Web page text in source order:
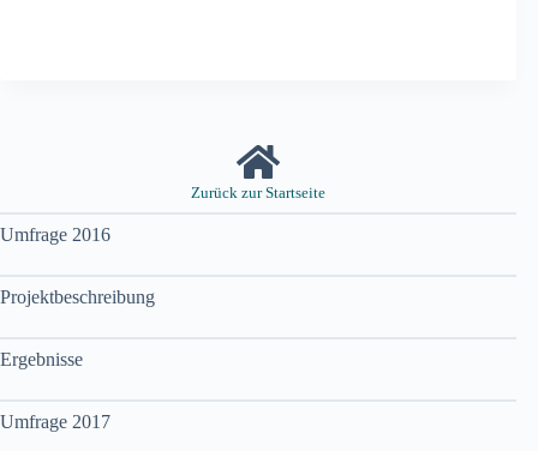
Zurück zur Startseite
Umfrage 2016
Projektbeschreibung
Ergebnisse
Umfrage 2017